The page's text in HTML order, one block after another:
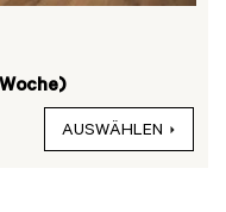
AUSWÄHLEN